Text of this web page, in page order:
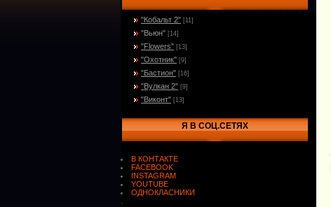
"Кобальт 2" [11]
"Вьюн" [14]
"Flowers" [13]
"Охотник" [9]
"Бастион" [16]
"Вулкан 2" [9]
"Виконт" [13]
Я В СОЦ.СЕТЯХ
В КОНТАКТЕ
FACEBOOK
INSTAGRAM
YOUTUBE
ОДНОКЛАСНИКИ